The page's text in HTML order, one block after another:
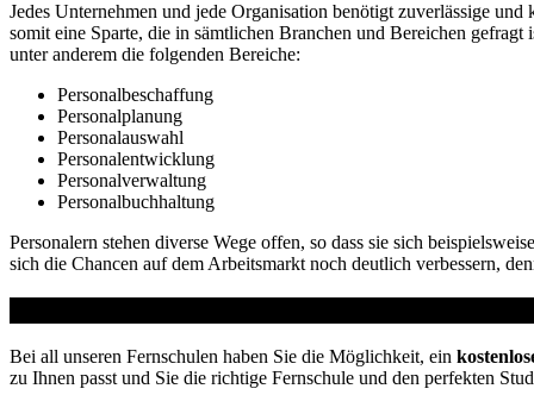
Jedes Unternehmen und jede Organisation benötigt zuverlässige
somit eine Sparte, die in sämtlichen Branchen und Bereichen gefragt
unter anderem die folgenden Bereiche:
Personalbeschaffung
Personalplanung
Personalauswahl
Personalentwicklung
Personalverwaltung
Personalbuchhaltung
Personalern stehen diverse Wege offen, so dass sie sich
sich die Chancen auf dem Arbeitsmarkt noch deutlich verbessern,
Bei all unseren Fernschulen haben Sie die Möglichkeit, ein
zu Ihnen passt und Sie die richtige Fernschule und den perfekten